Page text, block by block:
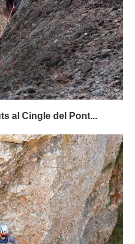
al Cingle del Pont...